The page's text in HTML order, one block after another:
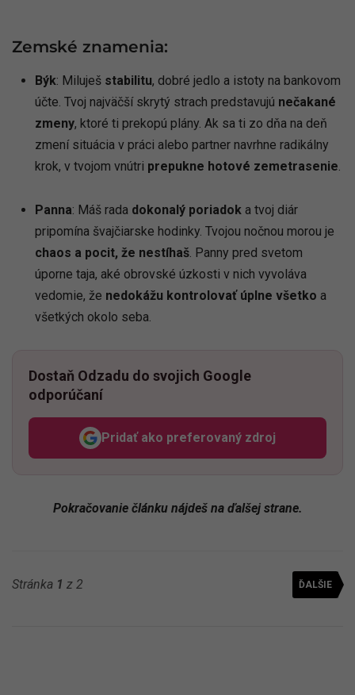
Zemské znamenia:
Býk: Miluješ stabilitu, dobré jedlo a istoty na bankovom
účte. Tvoj najväčší skrytý strach predstavujú nečakané
zmeny, ktoré ti prekopú plány. Ak sa ti zo dňa na deň
zmení situácia v práci alebo partner navrhne radikálny
krok, v tvojom vnútri prepukne hotové zemetrasenie.
Panna: Máš rada dokonalý poriadok a tvoj diár
pripomína švajčiarske hodinky. Tvojou nočnou morou je
chaos a pocit, že nestíhaš. Panny pred svetom
úporne taja, aké obrovské úzkosti v nich vyvoláva
vedomie, že nedokážu kontrolovať úplne všetko a
všetkých okolo seba.
Dostaň Odzadu do svojich Google
odporúčaní
Pridať ako preferovaný zdroj
Odzadu, odkaz sa otvorí v
Pokračovanie článku nájdeš na ďalšej strane.
Stránka 1 z 2 ĎALŠIE